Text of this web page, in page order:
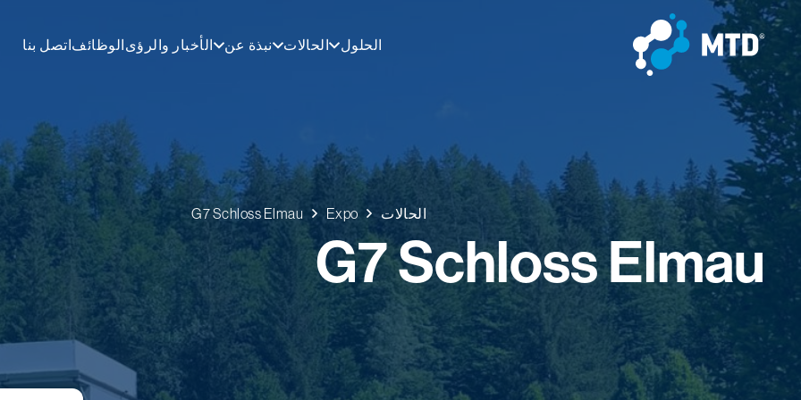
الحلول الحالات نبذة عن الأخبار والرؤىالوظائفاتصل بنا
الحالات Expo
G7 Schloss Elmau
G7 Schloss Elmau